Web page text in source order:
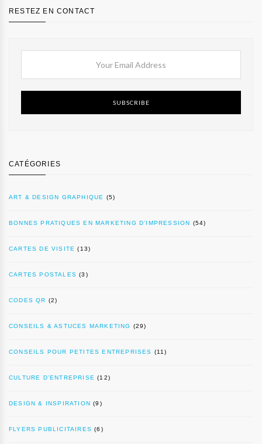
RESTEZ EN CONTACT
SUBSCRIBE
CATÉGORIES
ART & DESIGN GRAPHIQUE (5)
BONNES PRATIQUES EN MARKETING D’IMPRESSION (54)
CARTES DE VISITE (13)
CARTES POSTALES (3)
CODES QR (2)
CONSEILS & ASTUCES MARKETING (29)
CONSEILS POUR PETITES ENTREPRISES (11)
CULTURE D’ENTREPRISE (12)
DESIGN & INSPIRATION (9)
FLYERS PUBLICITAIRES (6)